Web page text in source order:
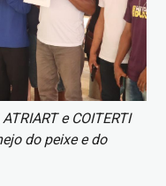
e COITERTI
do peixe e do